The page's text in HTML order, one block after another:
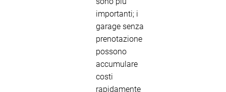
importanti; i
garage senza
prenotazione
possono
accumulare
costi
rapidamente